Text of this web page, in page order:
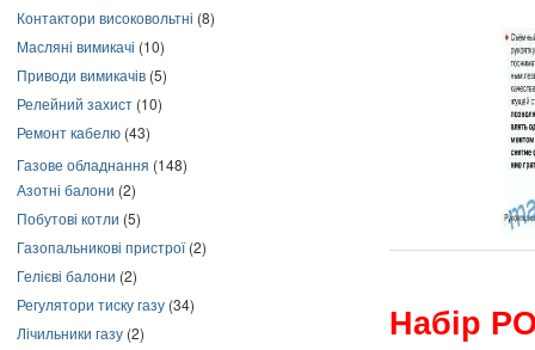
Контактори високовольтні (8)
Масляні вимикачі (10)
Приводи вимикачів (5)
Релейний захист (10)
Ремонт кабелю (43)
Газове обладнання (148)
Азотні балони (2)
Побутові котли (5)
Газопальникові пристрої(2)
Гелієві балони (2)
Регулятори тиску газу (34)
Лічильники газу (2)
Набір